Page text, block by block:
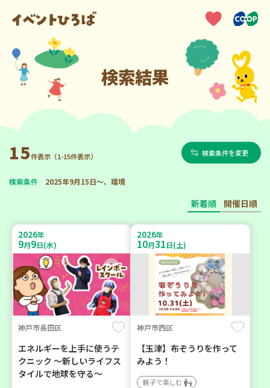
検索結果
15件表示（1-15件表示） 検索条件を変更
検索条件 2025年9月15日～、環境
新着順 開催日順
2026年
9月9日(水)
神戸市長田区
エネルギーを上手に使うテ
クニック ～新しいライフス
タイルで地球を守る～
2026年
10月31日(土)
神戸市西区
【玉津】布ぞうりを作って
みよう！
親子で楽しむ